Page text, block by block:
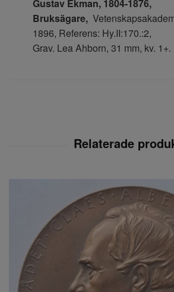
Gustav Ekman, 1804-1876,
Bruksägare,
1896, Referens: Hy.II:170.:2,
Grav. Lea Ahborn, 31 mm, kv. 1+.